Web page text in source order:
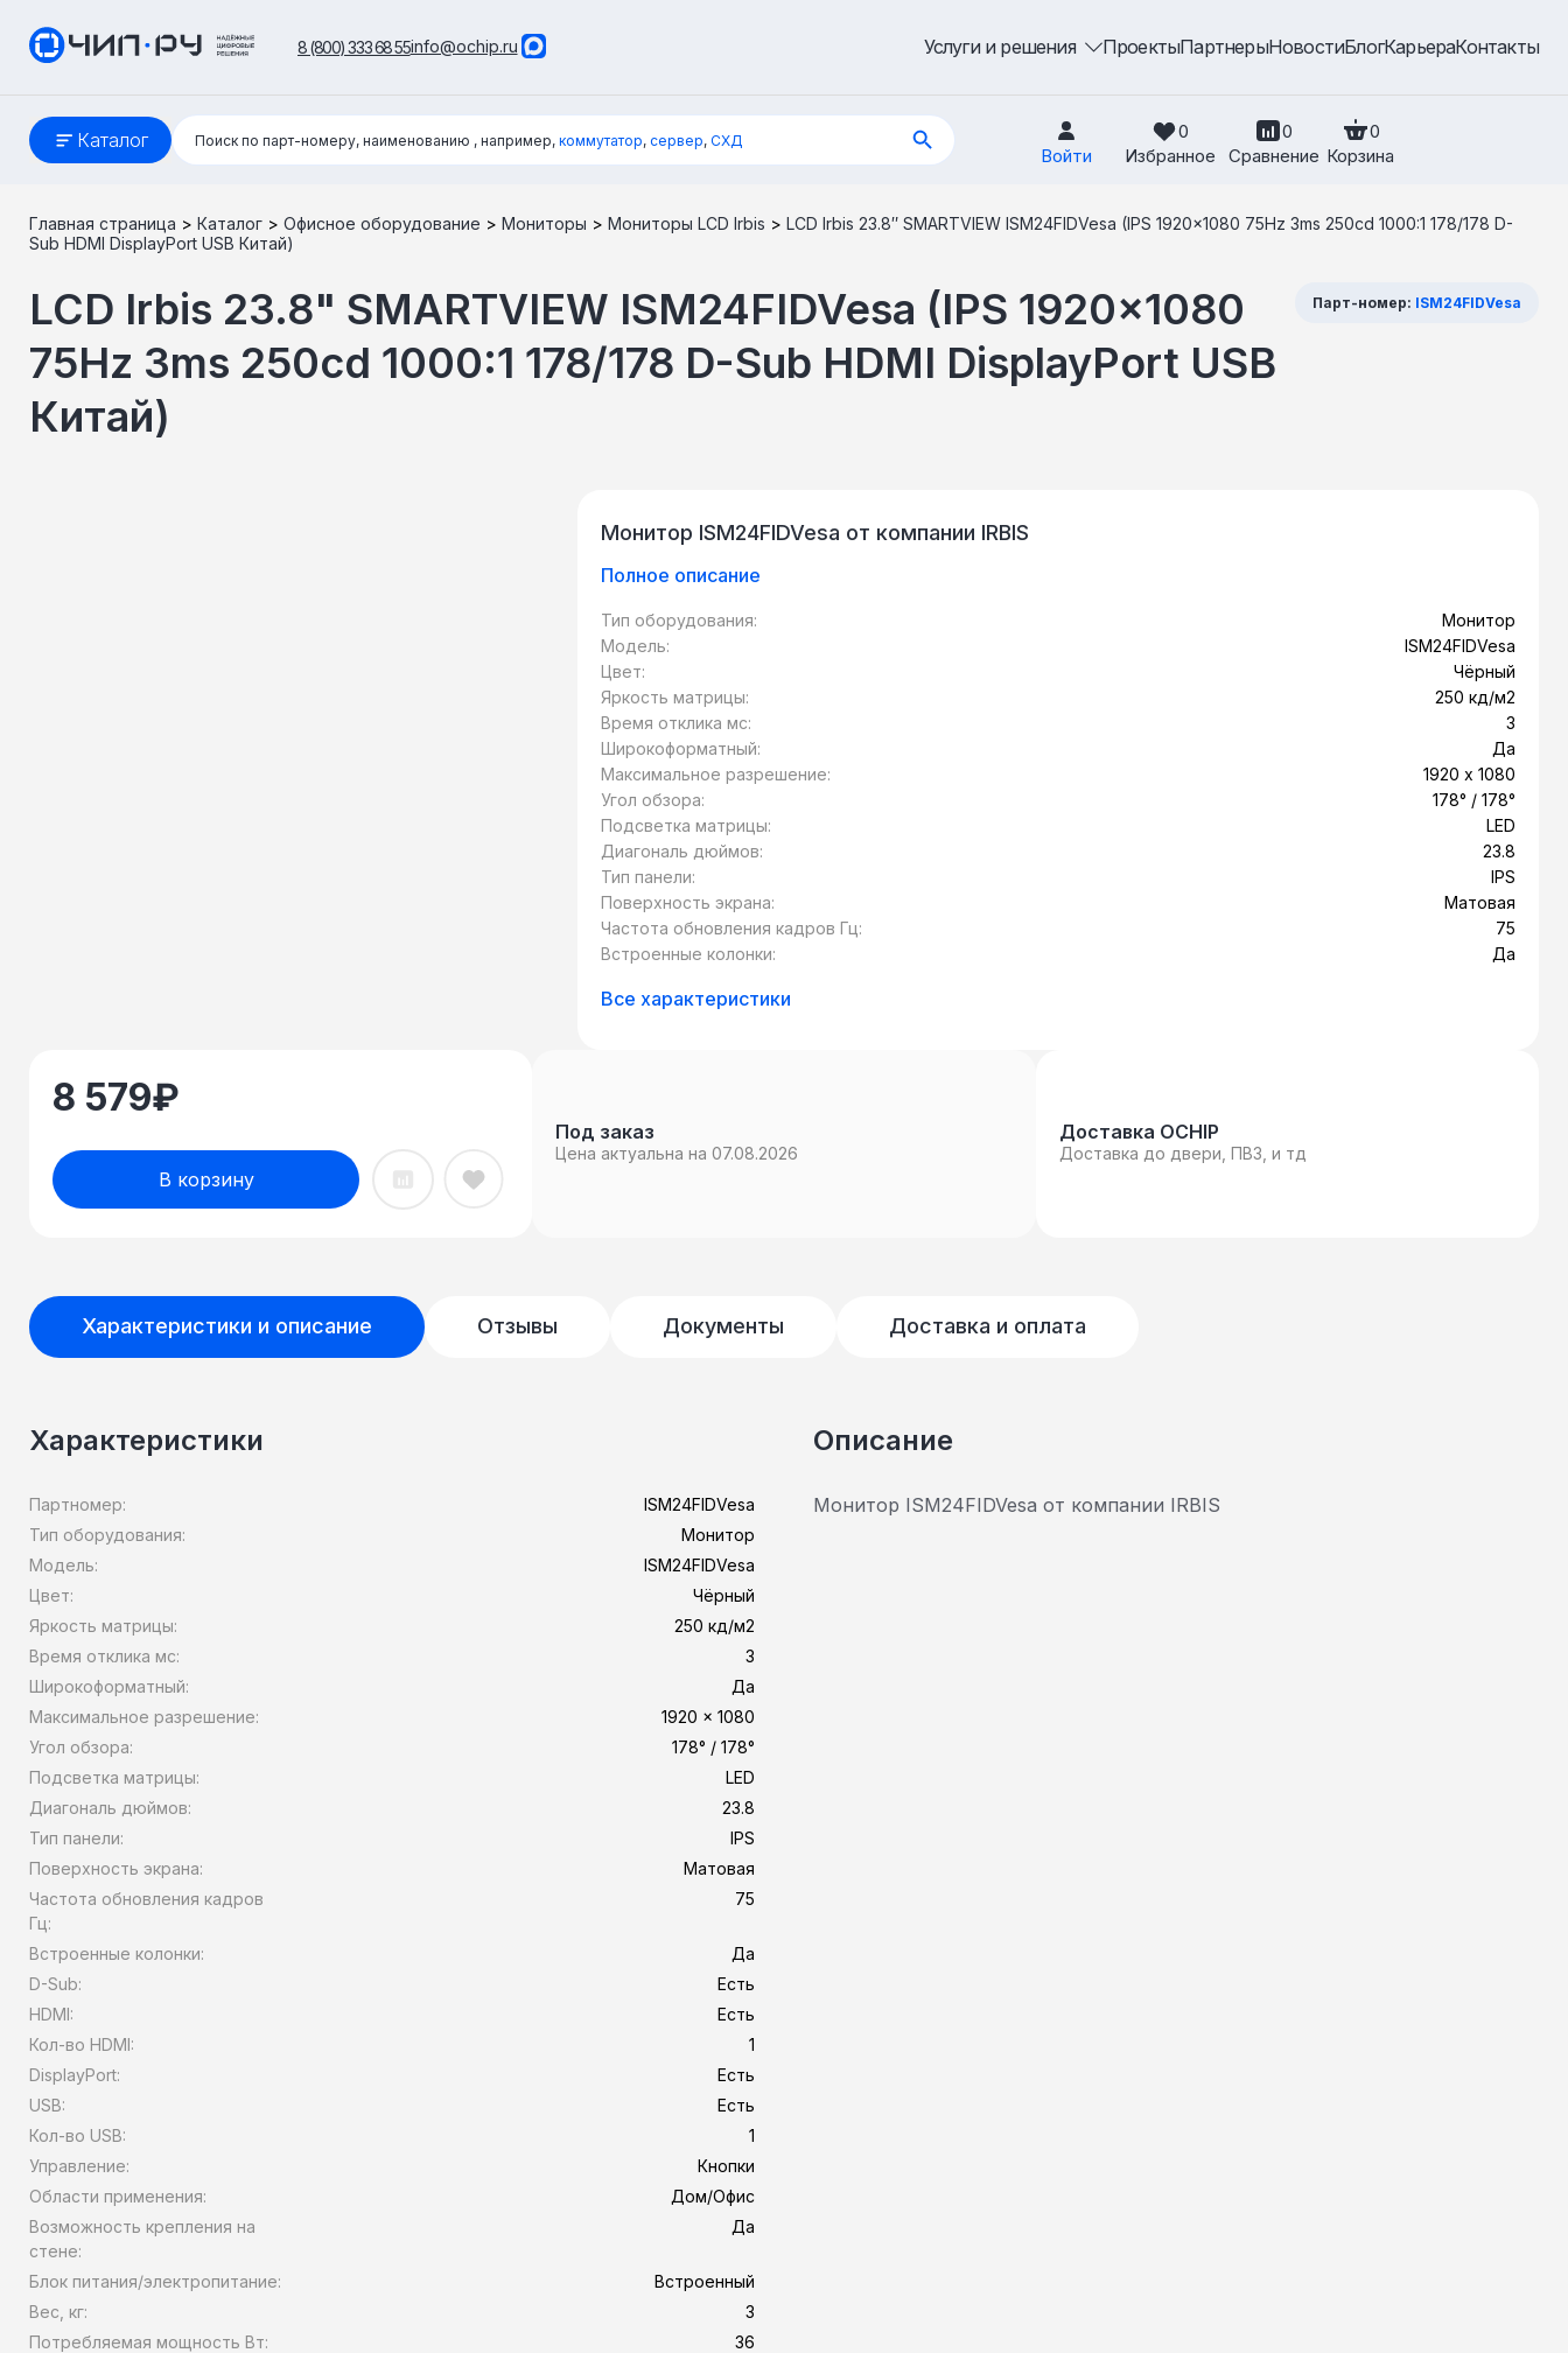
Услуги и решения ПроектыПартнерыНовостиБлогКарьераКонтакты
8 (800) 333 68 55info@ochip.ru
Каталог
Поиск:
Поиск по парт-номеру, наименованию , например, коммутатор, сервер, СХД
Войти
0
Избранное
0
Сравнение
0
Корзина
Главная страница > Каталог > Офисное оборудование > Мониторы > Мониторы LCD Irbis > LCD Irbis 23.8″ SMARTVIEW ISM24FIDVesa (IPS 1920×1080 75Hz 3ms 250cd 1000:1 178/178 D-
Sub HDMI DisplayPort USB Китай)
LCD Irbis 23.8" SMARTVIEW ISM24FIDVesa (IPS 1920x1080
75Hz 3ms 250cd 1000:1 178/178 D-Sub HDMI DisplayPort USB
Китай)
Парт-номер: ISM24FIDVesa
Монитор ISM24FIDVesa от компании IRBIS
Полное описание
Тип оборудования:
Монитор
Модель:
ISM24FIDVesa
Цвет:
Чёрный
Яркость матрицы:
250 кд/м2
Время отклика мс:
3
Широкоформатный:
Да
Максимальное разрешение:
1920 x 1080
Угол обзора:
178° / 178°
Подсветка матрицы:
LED
Диагональ дюймов:
23.8
Тип панели:
IPS
Поверхность экрана:
Матовая
Частота обновления кадров Гц:
75
Встроенные колонки:
Да
Все характеристики
8 579₽
В корзину
Под заказ
Цена актуальна на 07.08.2026
Доставка OCHIP
Доставка до двери, ПВЗ, и тд
Характеристики и описание Отзывы Документы Доставка и оплата
Характеристики
Партномер:
ISM24FIDVesa
Тип оборудования:
Монитор
Модель:
ISM24FIDVesa
Цвет:
Чёрный
Яркость матрицы:
250 кд/м2
Время отклика мс:
3
Широкоформатный:
Да
Максимальное разрешение:
1920 x 1080
Угол обзора:
178° / 178°
Подсветка матрицы:
LED
Диагональ дюймов:
23.8
Тип панели:
IPS
Поверхность экрана:
Матовая
Частота обновления кадров
Гц:
75
Встроенные колонки:
Да
D-Sub:
Есть
HDMI:
Есть
Кол-во HDMI:
1
DisplayPort:
Есть
USB:
Есть
Кол-во USB:
1
Управление:
Кнопки
Области применения:
Дом/Офис
Возможность крепления на
стене:
Да
Блок питания/электропитание:
Встроенный
Вес, кг:
3
Потребляемая мощность Вт:
36
Описание
Монитор ISM24FIDVesa от компании IRBIS